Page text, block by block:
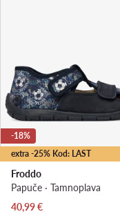
extra -25% Kod: LAST
-18%
Froddo
Papuče · Tamnoplava
Trenutna cijena
40,99€